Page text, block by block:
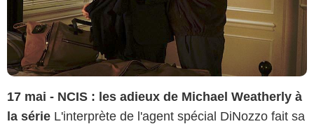
17 mai - NCIS : les adieux de Michael Weatherly à
la série L'interprète de l'agent spécial DiNozzo fait sa